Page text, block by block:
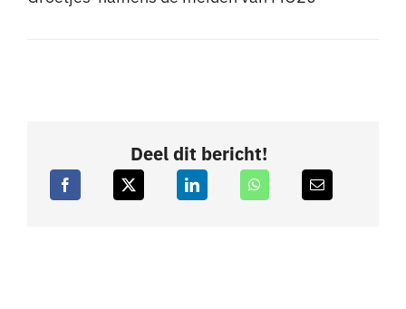
Deel dit bericht!